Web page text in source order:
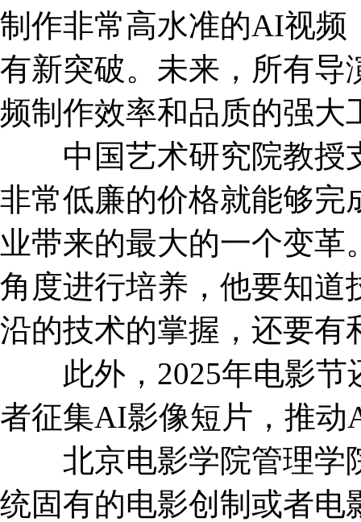
制作非常高水准的AI视频
有新突破。未来，所有
频制作效率和品质的强大
中国艺术研究院教授
非常低廉的价格就能够完
业带来的最大的一个变
角度进行培养，他要知道
沿的技术的掌握，还要有
此外，2025年电影节
者征集AI影像短片，推
北京电影学院管理学
统固有的电影创制或者电